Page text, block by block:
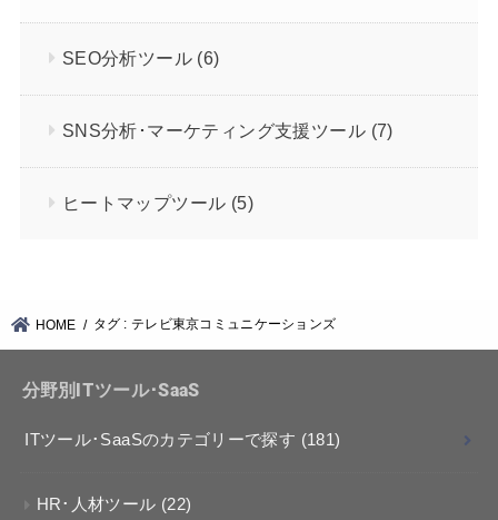
SEO分析ツール (6)
SNS分析･マーケティング支援ツール (7)
ヒートマップツール (5)
HOME タグ : テレビ東京コミュニケーションズ
分野別ITツール･SaaS
ITツール･SaaSのカテゴリーで探す (181)
HR･人材ツール (22)